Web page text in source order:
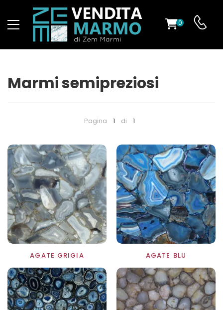
0
Marmi semipreziosi
Pagina 1 di 1
AGATE GRIGIA AGATE BLU